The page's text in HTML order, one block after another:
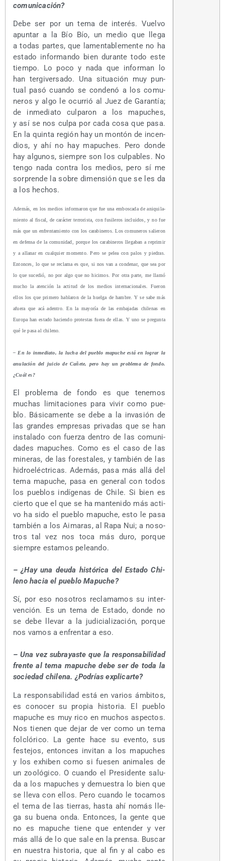
comunicación?
Debe ser por un tema de inte­rés. Vuel­vo
apun­tar a la Bío Bío, un medio que lle­ga
a todas par­tes, que lamen­ta­ble­men­te no ha
esta­do infor­man­do bien duran­te todo este
tiem­po. Lo poco y nada que infor­man lo
han ter­gi­ver­sa­do. Una situa­ción muy pun­
tual pasó cuan­do se con­de­nó a los comu­
ne­ros y algo le ocu­rrió al Juez de Garan­tía;
de inme­dia­to cul­pa­ron a los mapu­ches,
y así se nos cul­pa por cada cosa que pasa.
En la quin­ta región hay un mon­tón de incen­
dios, y ahí no hay mapu­ches. Pero don­de
hay algu­nos, siem­pre son los cul­pa­bles. No
ten­go nada con­tra los medios, pero sí me
sor­pren­de la sobre dimen­sión que se les da
a los hechos.
Ade­más, en los medios infor­ma­ron que fue una embos­ca­da de ani­qui­la­
mien­to al fis­cal, de carác­ter terro­ris­ta, con fusi­le­ros inclui­dos, y no fue
más que un enfren­ta­mien­to con los cara­bi­ne­ros. Los comu­ne­ros salie­ron
en defen­sa de la comu­ni­dad, por­que los cara­bi­ne­ros lle­ga­ban a repri­mir
y a alla­nar en cual­quier momen­to. Pero se pelea con palos y pie­dras.
Enton­ces, lo que se recla­ma es que, si nos van a con­de­nar, que sea por
lo que suce­dió, no por algo que no hici­mos. Por otra par­te, me lla­mó
mucho la aten­ción la acti­tud de los medios inter­na­cio­na­les. Fue­ron
ellos los que pri­me­ro habla­ron de la huel­ga de ham­bre. Y se sabe más
afue­ra que acá aden­tro. En la mayo­ría de las emba­ja­das chi­le­nas en
Euro­pa han esta­do hacien­do pro­tes­tas fue­ra de ellas. Y uno se pre­gun­ta
qué le pasa al chileno.
– En lo inme­dia­to, la lucha del pue­blo mapu­che está en lograr la
anu­la­ción del jui­cio de Cañe­te, pero hay un pro­ble­ma de fon­do.
¿Cuál es?
El pro­ble­ma de fon­do es que tene­mos
muchas limi­ta­cio­nes para vivir como pue­
blo. Bási­ca­men­te se debe a la inva­sión de
las gran­des empre­sas pri­va­das que se han
ins­ta­la­do con fuer­za den­tro de las comu­ni­
da­des mapu­ches. Como es el caso de las
mine­ras, de las fores­ta­les, y tam­bién de las
hidro­eléc­tri­cas. Ade­más, pasa más allá del
tema mapu­che, pasa en gene­ral con todos
los pue­blos indí­ge­nas de Chi­le. Si bien es
cier­to que el que se ha man­te­ni­do más acti­
vo ha sido el pue­blo mapu­che, esto le pasa
tam­bién a los Aima­ras, al Rapa Nui; a noso­
tros tal vez nos toca más duro, por­que
siem­pre esta­mos peleando.
– ¿Hay una deu­da his­tó­ri­ca del Esta­do Chi­
leno hacia el pue­blo Mapuche?
Sí, por eso noso­tros recla­ma­mos su inter­
ven­ción. Es un tema de Esta­do, don­de no
se debe lle­var a la judi­cia­li­za­ción, por­que
nos vamos a enfren­tar a eso.
– Una vez sub­ra­yas­te que la res­pon­sa­bi­li­dad
fren­te al tema mapu­che debe ser de toda la
socie­dad chi­le­na. ¿Podrías explicarte?
La res­pon­sa­bi­li­dad está en varios ámbi­tos,
es cono­cer su pro­pia his­to­ria. El pue­blo
mapu­che es muy rico en muchos aspec­tos.
Nos tie­nen que dejar de ver como un tema
fol­cló­ri­co. La gen­te hace su even­to, sus
fes­te­jos, enton­ces invi­tan a los mapu­ches
y los exhi­ben como si fue­sen ani­ma­les de
un zoo­ló­gi­co. O cuan­do el Pre­si­den­te salu­
da a los mapu­ches y demues­tra lo bien que
se lle­va con ellos. Pero cuan­do le toca­mos
el tema de las tie­rras, has­ta ahí nomás lle­
ga su bue­na onda. Enton­ces, la gen­te que
no es mapu­che tie­ne que enten­der y ver
más allá de lo que sale en la pren­sa. Bus­car
en nues­tra his­to­ria, que al fin y al cabo es